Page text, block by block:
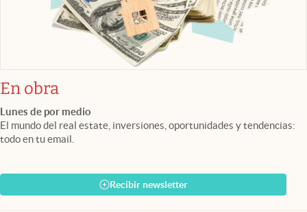
En obra
Lunes de por medio
El mundo del real estate, inversiones, oportunidades y tendencias:
todo en tu email.
Recibir newsletter